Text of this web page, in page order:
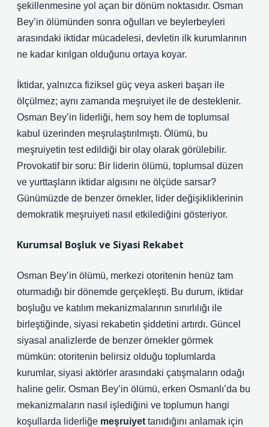
şekillenmesine yol açan bir dönüm noktasıdır. Osman
Bey’in ölümünden sonra oğulları ve beylerbeyleri
arasındaki iktidar mücadelesi, devletin ilk kurumlarının
ne kadar kırılgan olduğunu ortaya koyar.
İktidar, yalnızca fiziksel güç veya askeri başarı ile
ölçülmez; aynı zamanda meşruiyet ile de desteklenir.
Osman Bey’in liderliği, hem soy hem de toplumsal
kabul üzerinden meşrulaştırılmıştı. Ölümü, bu
meşruiyetin test edildiği bir olay olarak görülebilir.
Provokatif bir soru: Bir liderin ölümü, toplumsal düzen
ve yurttaşların iktidar algısını ne ölçüde sarsar?
Günümüzde de benzer örnekler, lider değişikliklerinin
demokratik meşruiyeti nasıl etkilediğini gösteriyor.
Kurumsal Boşluk ve Siyasi Rekabet
Osman Bey’in ölümü, merkezi otoritenin henüz tam
oturmadığı bir dönemde gerçekleşti. Bu durum, iktidar
boşluğu ve katılım mekanizmalarının sınırlılığı ile
birleştiğinde, siyasi rekabetin şiddetini artırdı. Güncel
siyasal analizlerde de benzer örnekler görmek
mümkün: otoritenin belirsiz olduğu toplumlarda
kurumlar, siyasi aktörler arasındaki çatışmaların odağı
haline gelir. Osman Bey’in ölümü, erken Osmanlı’da bu
mekanizmaların nasıl işlediğini ve toplumun hangi
koşullarda liderliğe meşruiyet tanıdığını anlamak için